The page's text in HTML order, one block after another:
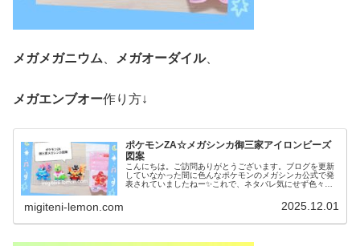
メガメガニウム メガオーダイル、
メガエンブオー作り方↓
ポケモンZA☆メガシンカ御三家アイロンビーズ
図案
こんにちは。ご訪問ありがとうございます。ブログを更新
していなかった間に色んなポケモンのメガシンカ公式で発
表されていましたねー✨️これで、ネタバレ気にせず色々、
migiteni-lemon.com 2025.12.01